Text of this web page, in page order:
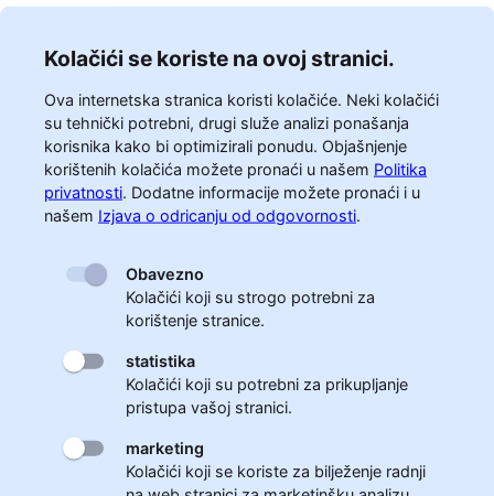
Kolačići se koriste na ovoj stranici.
Ova internetska stranica koristi kolačiće. Neki kolačići
su tehnički potrebni, drugi služe analizi ponašanja
korisnika kako bi optimizirali ponudu. Objašnjenje
korištenih kolačića možete pronaći u našem Politika
privatnosti. Dodatne informacije možete pronaći i u
našem Izjava o odricanju od odgovornosti.
Obavezno
Kolačići koji su strogo potrebni za
korištenje stranice.
statistika
Kolačići koji su potrebni za prikupljanje
pristupa vašoj stranici.
marketing
Kolačići koji se koriste za bilježenje radnji